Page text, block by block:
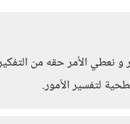
نعطي الأمر حقه من
لتفسير الأمور.